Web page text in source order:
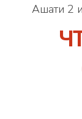
Ашати 2